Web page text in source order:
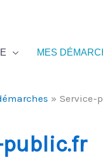
MES
Service-
public.fr